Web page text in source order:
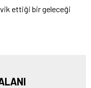
ettiği bir geleceği